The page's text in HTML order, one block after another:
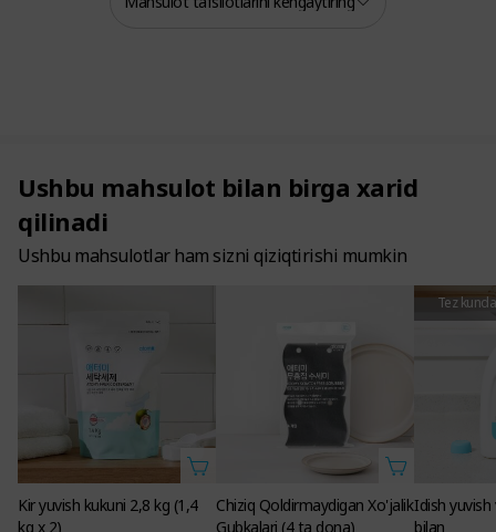
Ushbu mahsulot bilan birga xarid
qilinadi
Ushbu mahsulotlar ham sizni qiziqtirishi mumkin
Kir yuvish kukuni 2,8 kg (1,4
kg x 2)
Chiziq Qoldirmaydigan Xo'jalik
Gubkalari (4 ta dona)
Tez
Idish
bilan